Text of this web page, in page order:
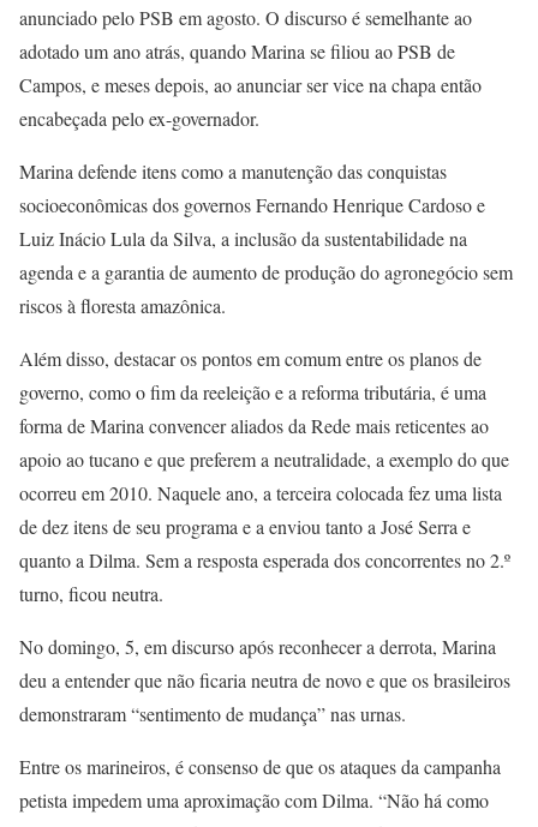
anunciado pelo PSB em agosto. O discurso é semelhante ao
adotado um ano atrás, quando Marina se filiou ao PSB de
Campos, e meses depois, ao anunciar ser vice na chapa então
encabeçada pelo ex-governador.
Marina defende itens como a manutenção das conquistas
socioeconômicas dos governos Fernando Henrique Cardoso e
Luiz Inácio Lula da Silva, a inclusão da sustentabilidade na
agenda e a garantia de aumento de produção do agronegócio sem
riscos à floresta amazônica.
Além disso, destacar os pontos em comum entre os planos de
governo, como o fim da reeleição e a reforma tributária, é uma
forma de Marina convencer aliados da Rede mais reticentes ao
apoio ao tucano e que preferem a neutralidade, a exemplo do que
ocorreu em 2010. Naquele ano, a terceira colocada fez uma lista
de dez itens de seu programa e a enviou tanto a José Serra e
quanto a Dilma. Sem a resposta esperada dos concorrentes no 2.º
turno, ficou neutra.
No domingo, 5, em discurso após reconhecer a derrota, Marina
deu a entender que não ficaria neutra de novo e que os brasileiros
demonstraram “sentimento de mudança” nas urnas.
Entre os marineiros, é consenso de que os ataques da campanha
petista impedem uma aproximação com Dilma. “Não há como